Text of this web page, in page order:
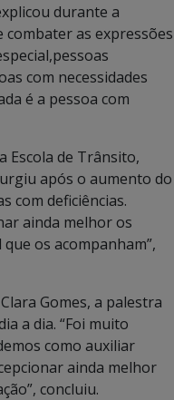
durante a
as expressões
com necessidades
é a pessoa com
Escola de Trânsito,
após o aumento do
com deficiências.
ainda melhor os
os acompanham”,
Gomes, a palestra
a dia. “Foi muito
como auxiliar
ainda melhor
concluiu.